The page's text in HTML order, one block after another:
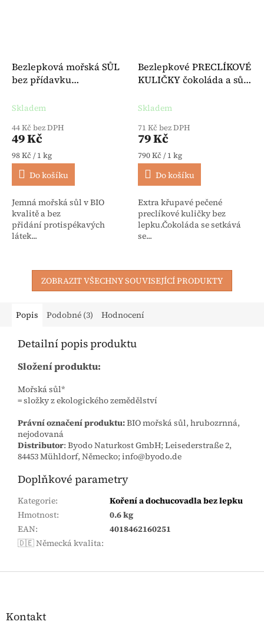
Bezlepková mořská SŮL
bez přídavku
500 g - Lebensbaum
Skladem
44 Kč bez DPH
49 Kč
Měrná cena:
98 Kč / 1 kg
Do košíku
Jemná mořská sůl v BIO
kvalitě a bez
přidání protispékavých
látek...
Bezlepkové PRECLÍKOVÉ
KULIČKY čokoláda a sůl
Hammermühle
Skladem
71 Kč bez DPH
79 Kč
Měrná cena:
790 Kč / 1 kg
Do košíku
Extra křupavé pečené
preclíkové kuličky bez
lepku.Čokoláda se setkává
se...
ZOBRAZIT VŠECHNY SOUVISEJÍCÍ PRODUKTY
Popis Podobné (3) Hodnocení
Detailní popis produktu
Složení produktu:
Mořská sůl*
= složky z ekologického zemědělství
Právní označení produktu:BIO mořská sůl, hrubozrnná,
nejodovaná
Distributor: Byodo Naturkost GmbH; Leisederstraße 2,
84453 Mühldorf, Německo; info@byodo.de
Doplňkové parametry
Kategorie:
Koření a dochucovadla bez lepku
Hmotnost:
0.6 kg
EAN:
4018462160251
🇩🇪 Německá kvalita:
Zápatí
Kontakt